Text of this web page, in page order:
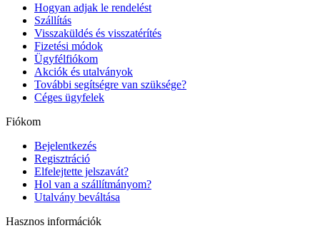
Hogyan adjak le rendelést
Szállítás
Visszaküldés és visszatérítés
Fizetési módok
Ügyfélfiókom
Akciók és utalványok
További segítségre van szüksége?
Céges ügyfelek
Fiókom
Bejelentkezés
Regisztráció
Elfelejtette jelszavát?
Hol van a szállítmányom?
Utalvány beváltása
Hasznos információk